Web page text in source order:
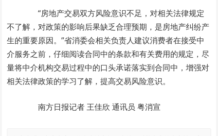
“房地产交易双方风险意识不足，对相关法律规定
不了解，对政策的影响后果缺乏合理预期，是房地产纠纷产
生的重要原因。”省消委会相关负责人建议消费者在接受中
介服务之前，仔细阅读合同中的条款和有关费用的规定，尽
量将中介机构交易过程中的口头承诺落实到合同中，增强对
相关法律政策的学习了解，提高交易风险意识。
南方日报记者 王佳欣 通讯员 粤消宣